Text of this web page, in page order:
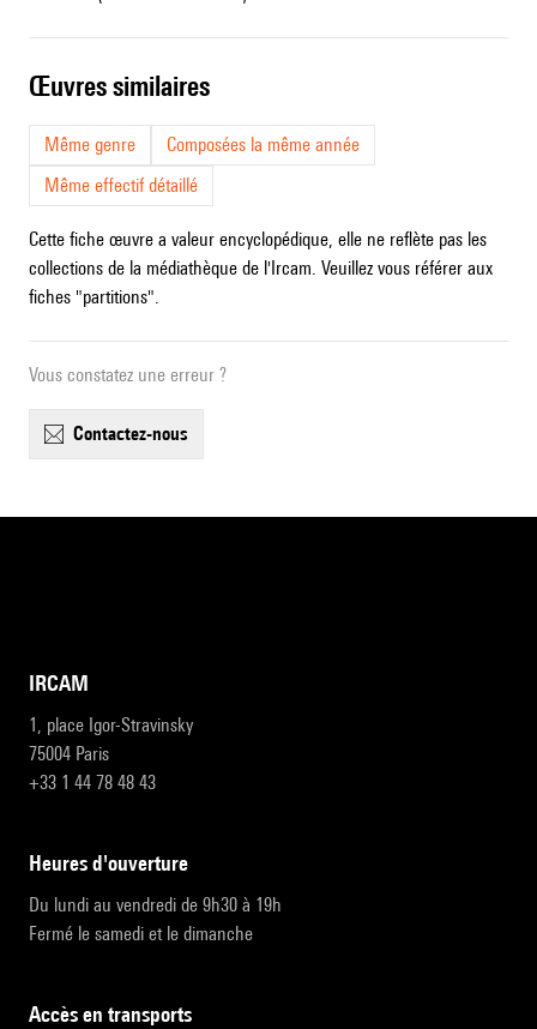
œuvres similaires
Même genre
Composées la même année
Même effectif détaillé
Cette fiche œuvre a valeur encyclopédique, elle ne reflète pas les
collections de la médiathèque de l'Ircam. Veuillez vous référer aux
fiches "partitions".
Vous constatez une erreur ?
contactez-nous
IRCAM
1, place Igor-Stravinsky
75004 Paris
+33 1 44 78 48 43
heures d'ouverture
Du lundi au vendredi de 9h30 à 19h
Fermé le samedi et le dimanche
accès en transports